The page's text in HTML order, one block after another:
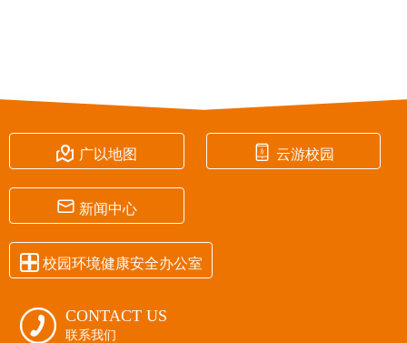
 广以地图  云游校园
 新闻中心
 校园环境健康安全办公室
 CONTACT US
联系我们